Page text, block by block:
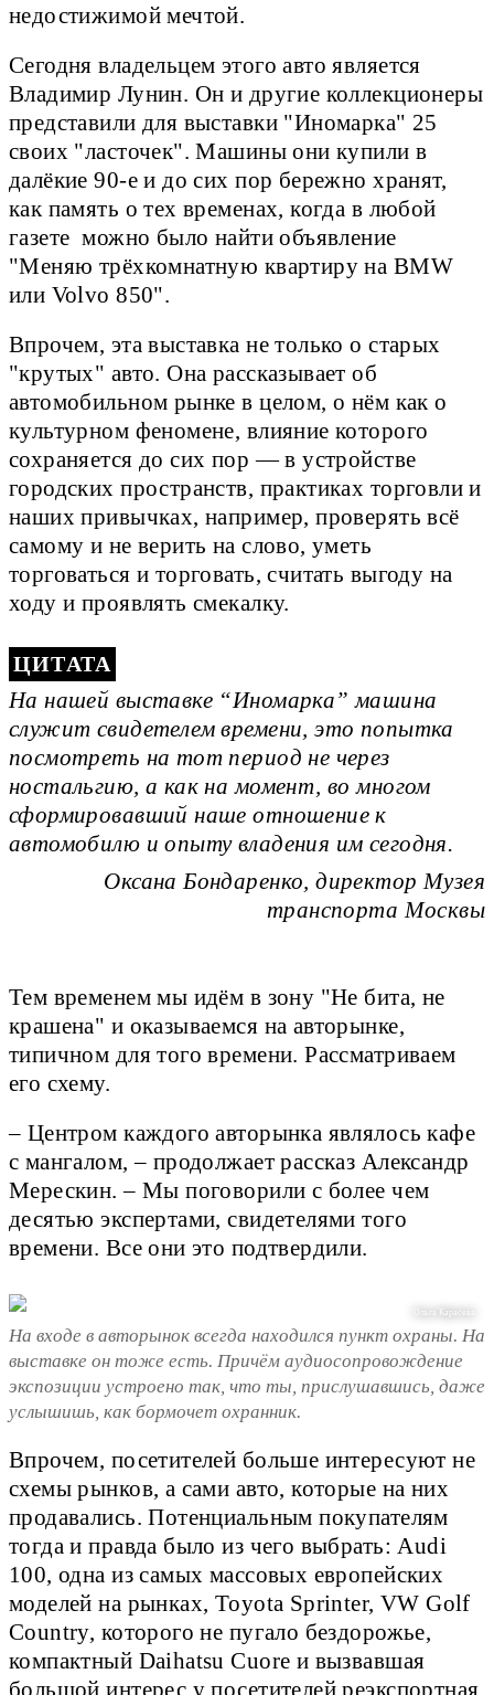
недостижимой мечтой.
Сегодня владельцем этого авто является
Владимир Лунин. Он и другие коллекционеры
представили для выставки "Иномарка" 25
своих "ласточек". Машины они купили в
далёкие 90-е и до сих пор бережно хранят,
как память о тех временах, когда в любой
газете можно было найти объявление
"Меняю трёхкомнатную квартиру на BMW
или Volvo 850".
Впрочем, эта выставка не только о старых
"крутых" авто. Она рассказывает об
автомобильном рынке в целом, о нём как о
культурном феномене, влияние которого
сохраняется до сих пор — в устройстве
городских пространств, практиках торговли и
наших привычках, например, проверять всё
самому и не верить на слово, уметь
торговаться и торговать, считать выгоду на
ходу и проявлять смекалку.
На нашей выставке “Иномарка” машина
служит свидетелем времени, это попытка
посмотреть на тот период не через
ностальгию, а как на момент, во многом
сформировавший наше отношение к
автомобилю и опыту владения им сегодня.
Оксана Бондаренко, директор Музея
транспорта Москвы
Тем временем мы идём в зону "Не бита, не
крашена" и оказываемся на авторынке,
типичном для того времени. Рассматриваем
его схему.
– Центром каждого авторынка являлось кафе
с мангалом, – продолжает рассказ Александр
Мерескин. – Мы поговорили с более чем
десятью экспертами, свидетелями того
времени. Все они это подтвердили.
Ольга Карасева
На входе в авторынок всегда находился пункт охраны. На
выставке он тоже есть. Причём аудиосопровождение
экспозиции устроено так, что ты, прислушавшись, даже
услышишь, как бормочет охранник.
Впрочем, посетителей больше интересуют не
схемы рынков, а сами авто, которые на них
продавались. Потенциальным покупателям
тогда и правда было из чего выбрать: Audi
100, одна из самых массовых европейских
моделей на рынках, Toyota Sprinter, VW Golf
Country, которого не пугало бездорожье,
компактный Daihatsu Cuore и вызвавшая
большой интерес у посетителей реэкспортная